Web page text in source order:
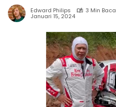
Edward Philips 3 Min Baca
Januari 15, 2024